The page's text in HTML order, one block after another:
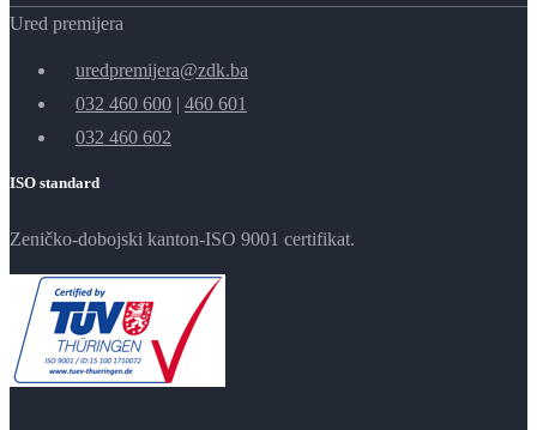
Ured premijera
uredpremijera@zdk.ba
032 460 600 | 460 601
032 460 602
ISO standard
Zeničko-dobojski kanton-ISO 9001 certifikat.